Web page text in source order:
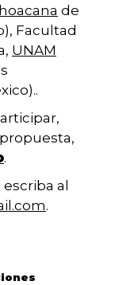
de
Facultad
UNAM
.
al
.